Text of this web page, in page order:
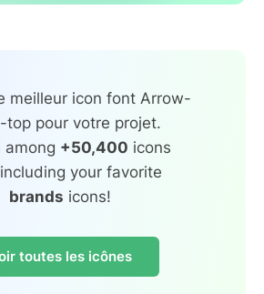
meilleur icon font Arrow-
top pour votre projet.
among +50,400 icons
your favorite
brands icons!
toutes les icônes